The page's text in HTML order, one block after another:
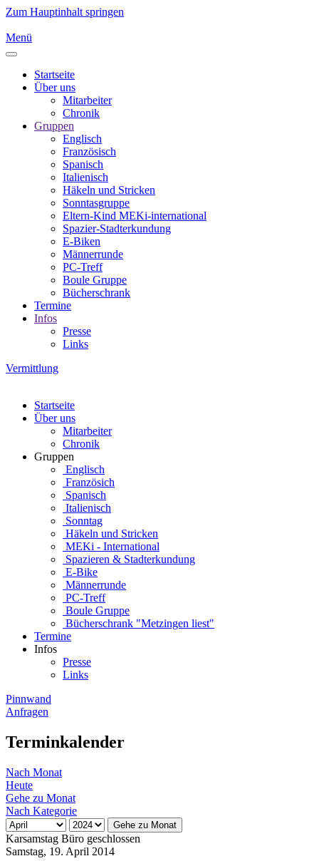
Zum Hauptinhalt springen
Menü
Startseite
Über uns
Mitarbeiter
Chronik
Gruppen
Englisch
Französisch
Spanisch
Italienisch
Häkeln und Stricken
Sonntasgruppe
Eltern-Kind MEKi-international
Spazier-Stadterkundung
E-Biken
Männerrunde
PC-Treff
Boule Gruppe
Bücherschrank
Termine
Infos
Presse
Links
Vermittlung
Startseite
Über uns
Mitarbeiter
Chronik
Gruppen
Englisch
Französich
Spanisch
Italienisch
Sonntag
Häkeln und Stricken
MEKi - International
Spazieren & Stadterkundung
E-Bike
Männerrunde
PC-Treff
Boule Gruppe
Bücherschrank "Metzingen liest"
Termine
Infos
Presse
Links
Pinnwand
Anfragen
Terminkalender
Nach Monat
Heute
Gehe zu Monat
Nach Kategorie
Gehe zu Monat
Karsamstag Büro geschlossen
Samstag, 19. April 2014